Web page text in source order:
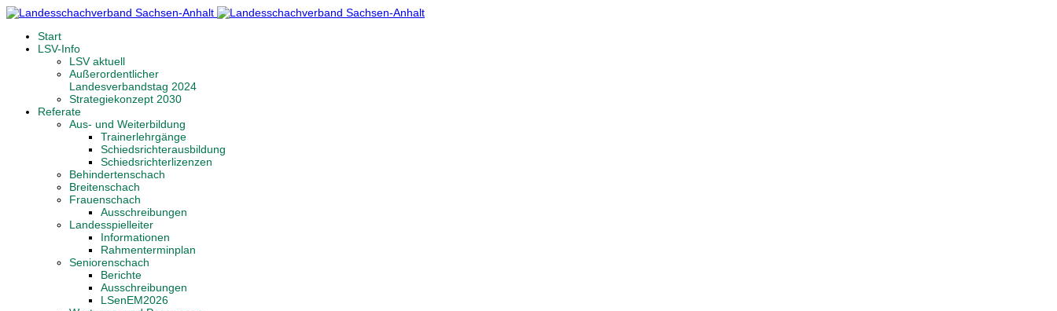
Start
LSV-Info
LSV aktuell
Außerordentlicher
Landesverbandstag 2024
Strategiekonzept 2030
Referate
Aus- und Weiterbildung
Trainerlehrgänge
Schiedsrichterausbildung
Schiedsrichterlizenzen
Behindertenschach
Breitenschach
Frauenschach
Ausschreibungen
Landesspielleiter
Informationen
Rahmenterminplan
Seniorenschach
Berichte
Ausschreibungen
LSenEM2026